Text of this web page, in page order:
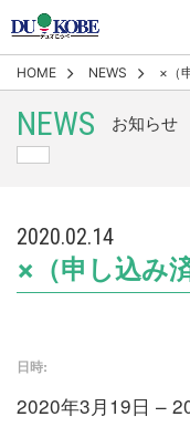
HOME NEWS ×（
NEWS お知らせ
2020.02.14
×（申し込み
日時:
2020年3月19日 –